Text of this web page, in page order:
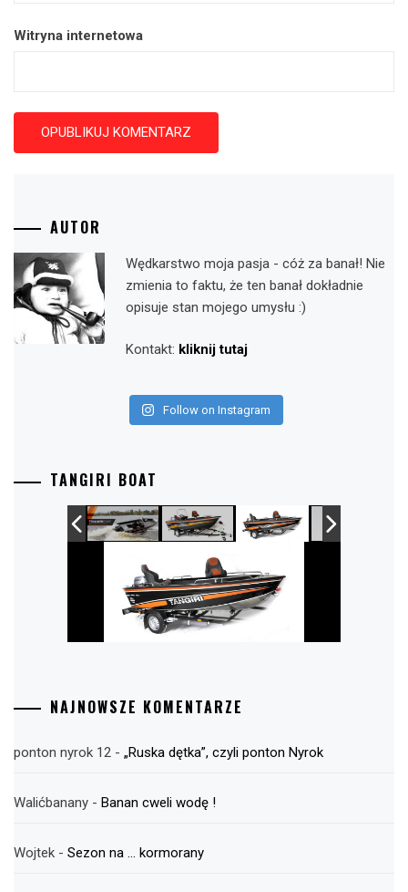
Witryna internetowa
AUTOR
Wędkarstwo moja pasja - cóż za banał! Nie
zmienia to faktu, że ten banał dokładnie
opisuje stan mojego umysłu :)
Kontakt: kliknij tutaj
Follow on Instagram
TANGIRI BOAT
NAJNOWSZE KOMENTARZE
ponton nyrok 12 - „Ruska dętka”, czyli ponton Nyrok
Walićbanany - Banan cweli wodę !
Wojtek - Sezon na … kormorany